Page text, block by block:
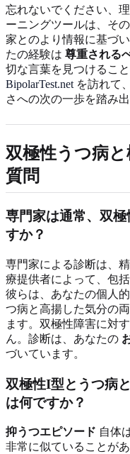
忘れないでください、
ーニングツールは、そ
家とのより情報に基づ
たの経験は 尊重される
切な言葉を見つけるこ
BipolarTest.net を訪れて
さへの次の一歩を踏み出
双極性うつ病
質問
専門家は通常、双
すか？
専門家による診断は、
療提供者によって、包
彼らは、あなたの個人
つ病と高揚した気分の
ます。双極性障害に対
ん。診断は、あなたの
づいています。
双極性I型とうつ病
は何ですか？
抑うつエピソード 自体
非常に似ていることが